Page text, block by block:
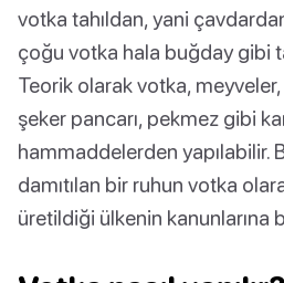
votka tahıldan, yani
çoğu votka hala buğday gibi
Teorik olarak votka, meyveler,
şeker pancarı, pekmez gibi
hammaddelerden yapılabilir.
damıtılan bir ruhun votka
üretildiği ülkenin kanunlarına